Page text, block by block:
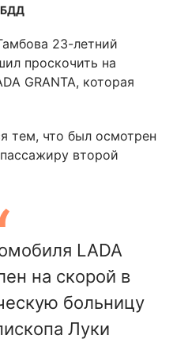
23-летний
проскочить на
GRANTA, которая
тем, что был осмотрен
второй
LADA
на скорой в
больницу
Луки